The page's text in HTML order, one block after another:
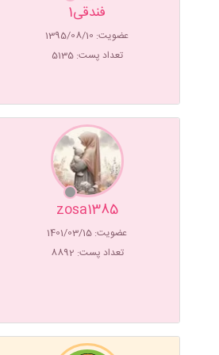
فندقی1
عضویت: 1395/08/10
تعداد پست: 5135
zosa1385
عضویت: 1401/03/15
تعداد پست: 8892